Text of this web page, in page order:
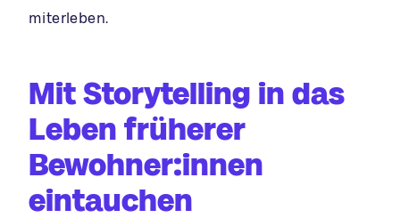
miterleben.
Mit Storytelling in das
Leben früherer
Bewohner:innen
eintauchen